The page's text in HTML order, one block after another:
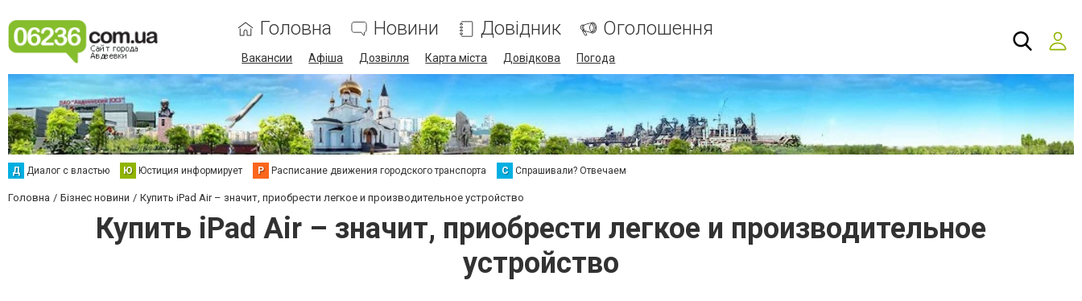
Головна Новини Довідник Оголошення
Вакансии Афіша Дозвілля Карта міста Довідкова Погода
Д Диалог с властью Ю Юстиция информирует Р Расписание движения городского транспорта С Спрашивали? Отвечаем
Головна Бізнес новини Купить iPad Air – значит, приобрести легкое и производительное устройство
Купить iPad Air – значит, приобрести легкое и производительное
устройство